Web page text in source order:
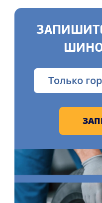
Только